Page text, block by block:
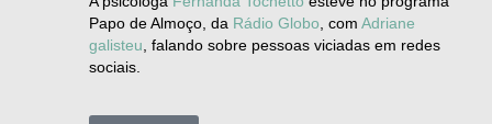
Papo de Almoço, da Rádio Globo , comAdriane
galisteu , falando sobre pessoas viciadas em redes
sociais.